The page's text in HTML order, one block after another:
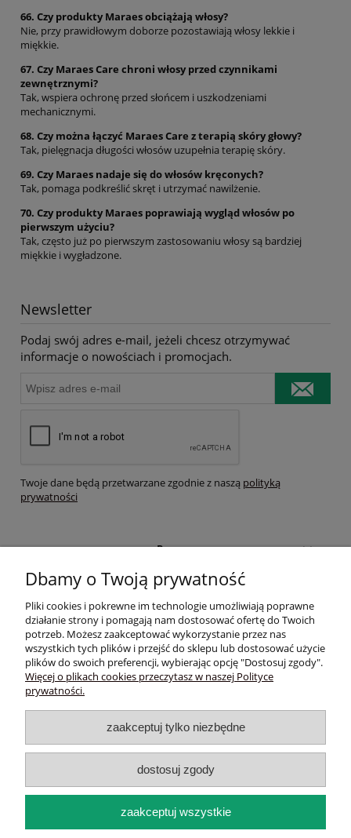
66. Czy produkty Maraes obciążają włosy?
Nie, przy prawidłowym doborze pozostawiają włosy lekkie i
miękkie.
67. Czy Maraes Care chroni włosy przed czynnikami
zewnętrznymi?
Tak, wspiera ochronę przed słońcem i uszkodzeniami
mechanicznymi.
68. Czy można łączyć Maraes Care z terapią skóry głowy?
Tak, pielęgnacja długości włosów uzupełnia terapię skóry.
69. Czy Maraes nadaje się do włosów kręconych?
Tak, pomaga podkreślić skręt i utrzymać nawilżenie.
70. Czy produkty Maraes poprawiają wygląd włosów po
pierwszym użyciu?
Tak, często już po pierwszym zastosowaniu włosy są bardziej
miękkie i wygładzone.
Newsletter
Podaj swój adres e-mail, jeżeli chcesz otrzymywać
informacje o nowościach i promocjach.
Twoje dane będą przetwarzane zgodnie z naszą polityką
prywatności
Pomoc
Moje konto
Płatności i dostawa
Informacje
Sklep trychologiczny online - Wlosyizdrowie.eu |Czarnochowice
535/154, 32-020 Wieliczka | NIP: 6791738313 | REGON: 356868263 |
wlosyizdrowie.eu@gmail.com| Telefon:
pokaż pełną wersję strony
Sklep internetowy Shoper.pl
Dbamy o Twoją prywatność
Pliki cookies i pokrewne im technologie umożliwiają poprawne
działanie strony i pomagają nam dostosować ofertę do Twoich
potrzeb. Możesz zaakceptować wykorzystanie przez nas
wszystkich tych plików i przejść do sklepu lub dostosować użycie
plików do swoich preferencji, wybierając opcję "Dostosuj zgody".
Więcej o plikach cookies przeczytasz w naszej Polityce
prywatności.
zaakceptuj tylko niezbędne
dostosuj zgody
zaakceptuj wszystkie